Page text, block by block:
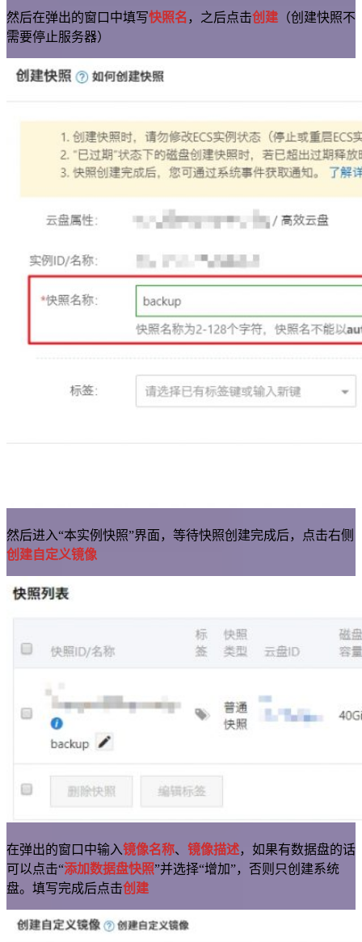
然后在弹出的窗口中填写快照名 ，之后点击创建 （创建快照不
需要停止服务器）
然后进入“本实例快照”界面，等待快照创建完成后，点击右侧
创建自定义镜像
在弹出的窗口中输入镜像名称、 镜像描述，如果有数据盘的话
可以点击“添加数据盘快照”并选择“增加”，否则只创建系统
盘。填写完成后点击创建